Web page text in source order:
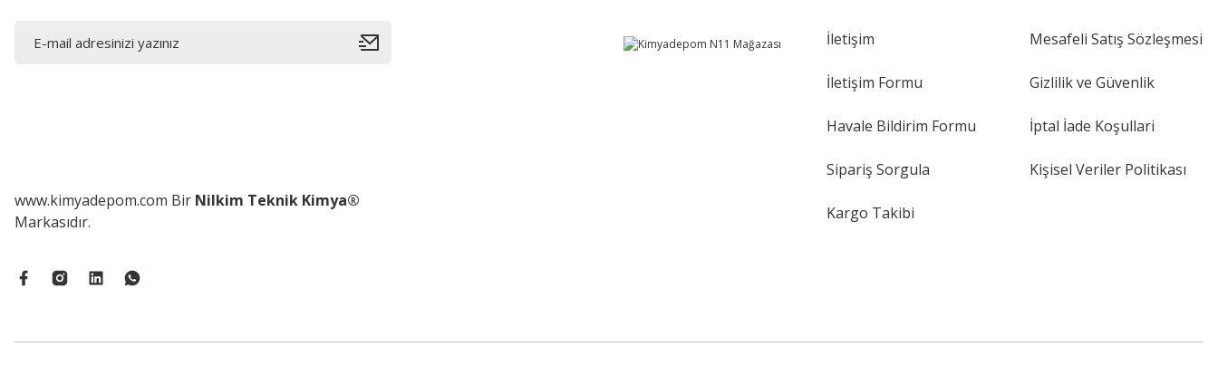
www.kimyadepom.com Bir Nilkim Teknik Kimya®
Markasıdır.
İletişim
İletişim Formu
Havale Bildirim Formu
Sipariş Sorgula
Kargo Takibi
Mesafeli Satış Sözleşmesi
Gizlilik ve Güvenlik
İptal İade Koşullari
Kişisel Veriler Politikası